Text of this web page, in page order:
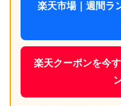
楽天市場｜週間ラ
楽天クーポンを今